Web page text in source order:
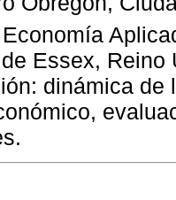
Essex, Reino
dinámica de